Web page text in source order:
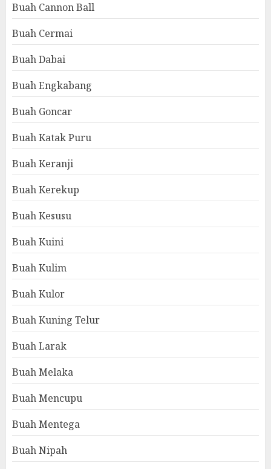
Buah Cannon Ball
Buah Cermai
Buah Dabai
Buah Engkabang
Buah Goncar
Buah Katak Puru
Buah Keranji
Buah Kerekup
Buah Kesusu
Buah Kuini
Buah Kulim
Buah Kulor
Buah Kuning Telur
Buah Larak
Buah Melaka
Buah Mencupu
Buah Mentega
Buah Nipah